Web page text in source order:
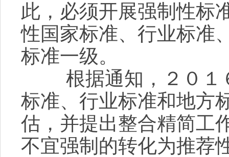
此，必须开展强制性标
性国家标准、行业标准
标准一级。
根据通知，２０１
标准、行业标准和地方
估，并提出整合精简工
不宜强制的转化为推荐